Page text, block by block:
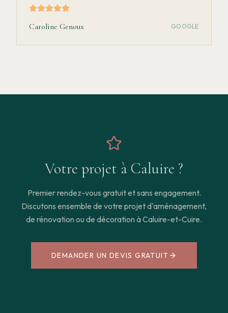
Caroline Genoux GOOGLE
Votre projet à Caluire ?
Premier rendez-vous gratuit et sans engagement.
Discutons ensemble de votre projet d'aménagement,
de rénovation ou de décoration àCaluire-et-Cuire.
DEMANDER UN DEVIS GRATUIT